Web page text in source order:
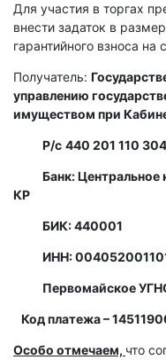
Для участия в торгах
внести задаток в
гарантийного взноса на
Получатель:
управлению
имуществом при
Р/с 440 201 110
Банк: Центральное
КР
БИК: 440001
ИНН:
Первомайское
Код платежа –
Особо отмечаем, что